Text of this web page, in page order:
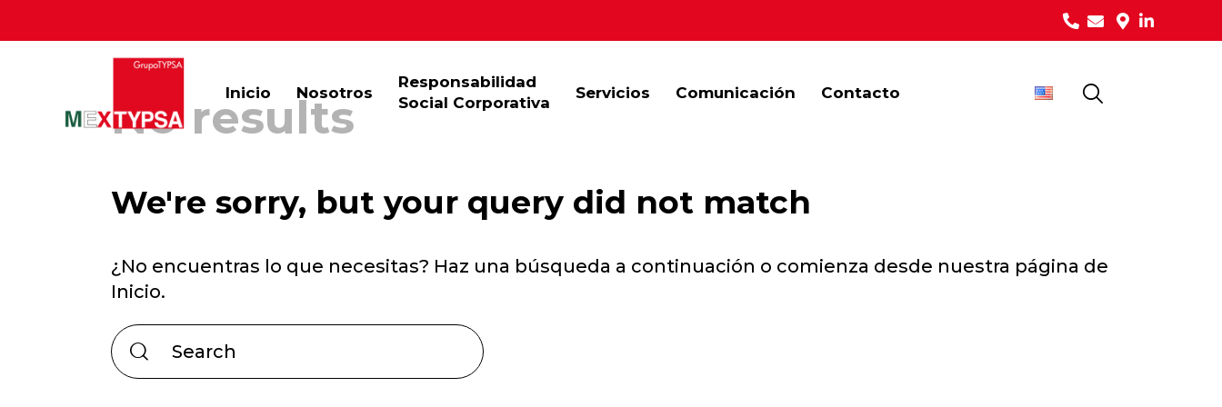
Inicio Nosotros
Responsabilidad
Social Corporativa
Servicios Comunicación Contacto
No results
We're sorry, but your query did not match
¿No encuentras lo que necesitas? Haz una búsqueda a continuación o comienza desde nuestra página de
Inicio.